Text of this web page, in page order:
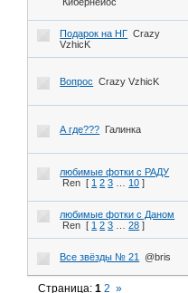
Подарок на НГ Crazy
VzhicK
Вопрос Crazy VzhicK
А где??? Галинка
любимые фотки с РАДУ
Ren [ 1 2 3 10 ]
любимые фотки с Даном
Ren [ 1 2 3 28 ]
Все звёзды № 21 @bris
Страница:1 2 »